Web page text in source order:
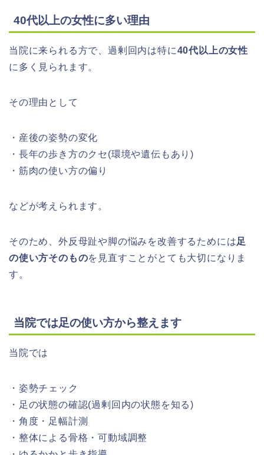
40代以上の女性に多い理由
当院に来られる方で、過剰回内は特に40代以上の女性
に多く見られます。
その理由として
・産後の姿勢の変化
・長年の歩き方のクセ(環境や遺伝もあり)
・筋肉の使い方の偏り
などが考えられます。
そのため、外反母趾や脚の悩みを改善するためには足
の使い方そのものを見直すことがとても大切になりま
す。
当院では足の使い方から整えます
当院では
・姿勢チェック
・足の状態の確認(過剰回内の状態を知る)
・角度・足幅計測
・整体による骨格・可動域調整